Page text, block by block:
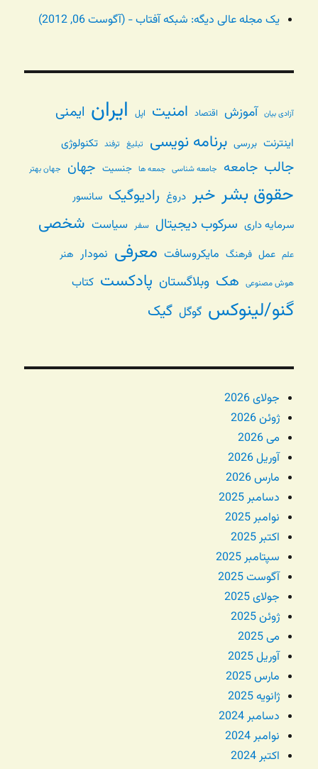
یک مجله عالی دیگه: شبکه آفتاب - (آگوست 06, 2012)
آزادی بیان آموزش اقتصاد امنیت اپل ایران ایمنی
اینترنت بررسی برنامه نویسی تبلیغ ترفند تکنولوژی
جالب جامعه جامعه شناسی جمعه ها جنسیت جهان جهان بهتر
حقوق بشر خبر دروغ رادیوگیک سانسور
سرمایه داری سرکوب دیجیتال سفر سیاست شخصی
علم عمل فرهنگ مایکروسافت معرفی نمودار هنر
هوش مصنوعی هک وبلاگستان پادکست کتاب
گنو/لینوکس گوگل گیک
جولای 2026
ژوئن 2026
می 2026
آوریل 2026
مارس 2026
دسامبر 2025
نوامبر 2025
اکتبر 2025
سپتامبر 2025
آگوست 2025
جولای 2025
ژوئن 2025
می 2025
آوریل 2025
مارس 2025
ژانویه 2025
دسامبر 2024
نوامبر 2024
اکتبر 2024